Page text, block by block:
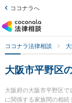
ココナラへ
ココナラ法律相談
大阪市平野区
大阪府の大阪市平野区
に関係する家族間の相